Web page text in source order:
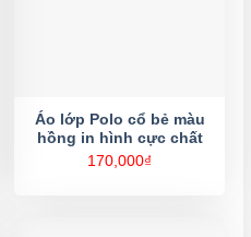
Áo lớp Polo cổ bẻ màu
hồng in hình cực chất
170,000₫